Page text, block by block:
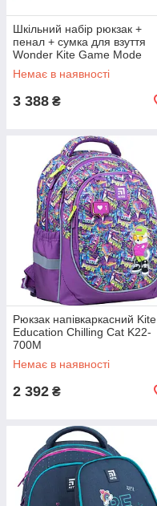
Шкільний набір рюкзак +
пенал + сумка для взуття
Wonder Kite Game Mode
SET_WK22-724S-4
Немає в наявності
3 388 ₴
Рюкзак напівкаркасний Kite
Education Chilling Cat K22-
700M
Немає в наявності
2 392 ₴